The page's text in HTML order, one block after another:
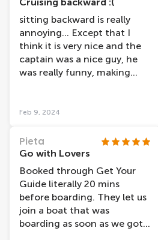
sitting backward is really
annoying... Except that I
think it is very nice and the
captain was a nice guy, he
was really funny, making
Feb 9, 2024
Pieta
Go with Lovers
Booked through Get Your
Guide literally 20 mins
before boarding. They let us
join a boat that was
boarding as soon as we got